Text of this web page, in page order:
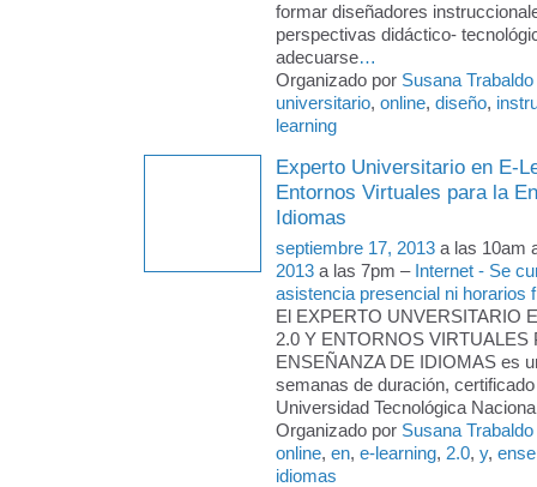
formar diseñadores
perspectivas didáctico-
adecuarse…
Organizado por Susana Trabaldo
universitario, online, diseño,
learning
Experto Universitario en E-
Entornos Virtuales para la
Idiomas
septiembre 17, 2013 a las 10am
2013 a las 7pm – Internet - Se
asistencia presencial ni horarios
El EXPERTO UNVERSITARIO
2.0 Y ENTORNOS VIRTUALES
ENSEÑANZA DE IDIOMAS es
semanas de duración,
Universidad Tecnológica
Organizado por Susana Trabaldo
online, en, e-learning, 2.0, y,
idiomas